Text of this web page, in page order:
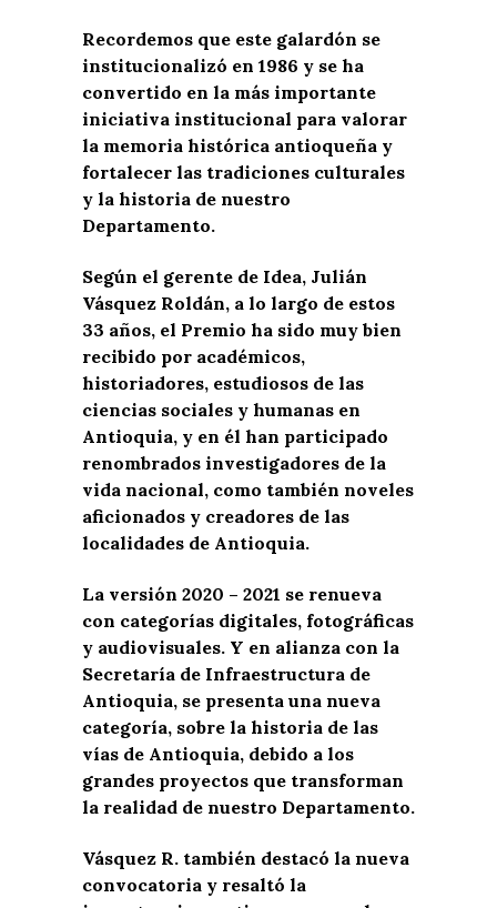
Recordemos que este galardón se
institucionalizó en 1986 y se ha
convertido en la más importante
iniciativa institucional para valorar
la memoria histórica antioqueña y
fortalecer las tradiciones culturales
y la historia de nuestro
Departamento.
Según el gerente de Idea, Julián
Vásquez Roldán, a lo largo de estos
33 años, el Premio ha sido muy bien
recibido por académicos,
historiadores, estudiosos de las
ciencias sociales y humanas en
Antioquia, y en él han participado
renombrados investigadores de la
vida nacional, como también noveles
aficionados y creadores de las
localidades de Antioquia.
La versión 2020 – 2021 se renueva
con categorías digitales, fotográficas
y audiovisuales. Y en alianza con la
Secretaría de Infraestructura de
Antioquia, se presenta una nueva
categoría, sobre la historia de las
vías de Antioquia, debido a los
grandes proyectos que transforman
la realidad de nuestro Departamento.
Vásquez R. también destacó la nueva
convocatoria y resaltó la